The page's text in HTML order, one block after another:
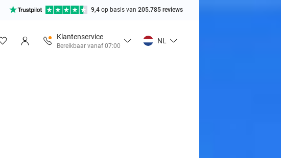
9,4 op basis van 205.785 reviews
Klantenservice
Bereikbaar vanaf 07:00
NL